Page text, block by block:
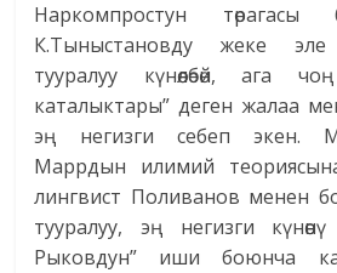
Наркомпростун
К.Тыныстановду жеке эле
тууралуу күнөөлөбөй, ага
каталыктары” деген жалаа
эң негизги себеп экен.
Маррдын илимий
лингвист Поливанов менен
тууралуу, эң негизги
Рыковдун” иши боюнча